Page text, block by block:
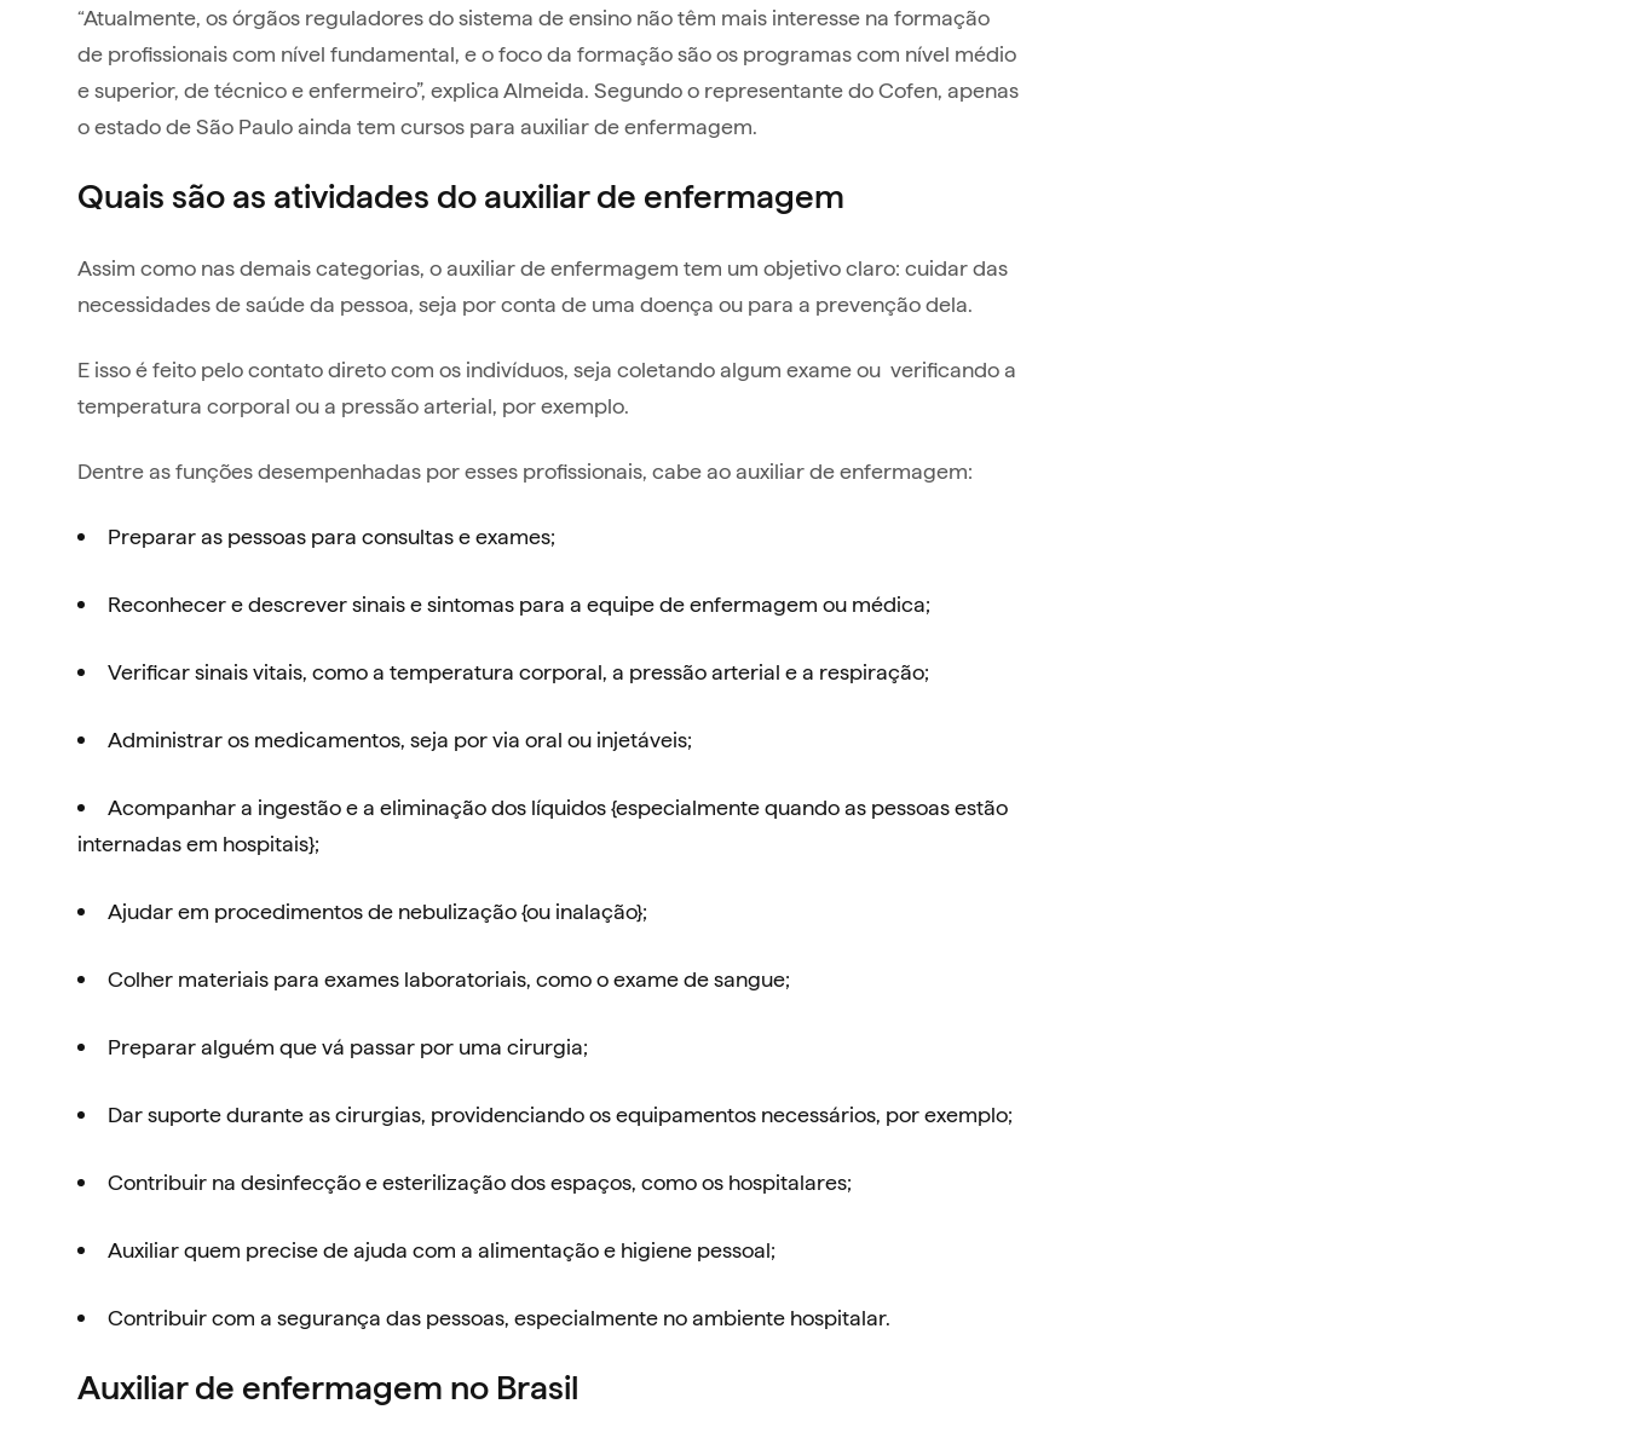
“Atualmente, os órgãos reguladores do sistema de ensino não têm mais interesse na formação
de profissionais com nível fundamental, e o foco da formação são os programas com nível médio
e superior, de técnico e enfermeiro”, explica Almeida. Segundo o representante do Cofen, apenas
o estado de São Paulo ainda tem cursos para auxiliar de enfermagem.
Quais são as atividades do auxiliar de enfermagem
Assim como nas demais categorias, o auxiliar de enfermagem tem um objetivo claro: cuidar das
necessidades de saúde da pessoa, seja por conta de uma doença ou para a prevenção dela.
E isso é feito pelo contato direto com os indivíduos, seja coletando algum exame ou verificando a
temperatura corporal ou a pressão arterial, por exemplo.
Dentre as funções desempenhadas por esses profissionais, cabe ao auxiliar de enfermagem:
Preparar as pessoas para consultas e exames;
Reconhecer e descrever sinais e sintomas para a equipe de enfermagem ou médica;
Verificar sinais vitais, como a temperatura corporal, a pressão arterial e a respiração;
Administrar os medicamentos, seja por via oral ou injetáveis;
Acompanhar a ingestão e a eliminação dos líquidos {especialmente quando as pessoas estão
internadas em hospitais};
Ajudar em procedimentos de nebulização {ou inalação};
Colher materiais para exames laboratoriais, como o exame de sangue;
Preparar alguém que vá passar por uma cirurgia;
Dar suporte durante as cirurgias, providenciando os equipamentos necessários, por exemplo;
Contribuir na desinfecção e esterilização dos espaços, como os hospitalares;
Auxiliar quem precise de ajuda com a alimentação e higiene pessoal;
Contribuir com a segurança das pessoas, especialmente no ambiente hospitalar.
Auxiliar de enfermagem no Brasil